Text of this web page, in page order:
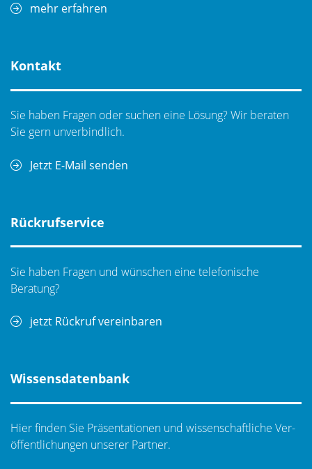
mehr erfahren
Kontakt
Sie haben Fragen oder suchen eine Lösung? Wir beraten
Sie gern unverbindlich.
Jetzt E-Mail senden
Rückrufservice
Sie haben Fragen und wünschen eine telefonische
Beratung?
jetzt Rückruf vereinbaren
Wissensdatenbank
Hier finden Sie Präsentationen und wissenschaftliche Ver­
öf­fent­li­chungen unserer Partner.